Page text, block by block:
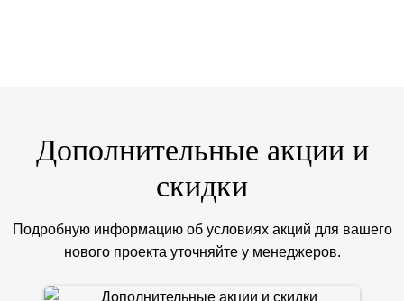
Дополнительные акции и
скидки
Подробную информацию об условиях акций для вашего
нового проекта уточняйте у менеджеров.